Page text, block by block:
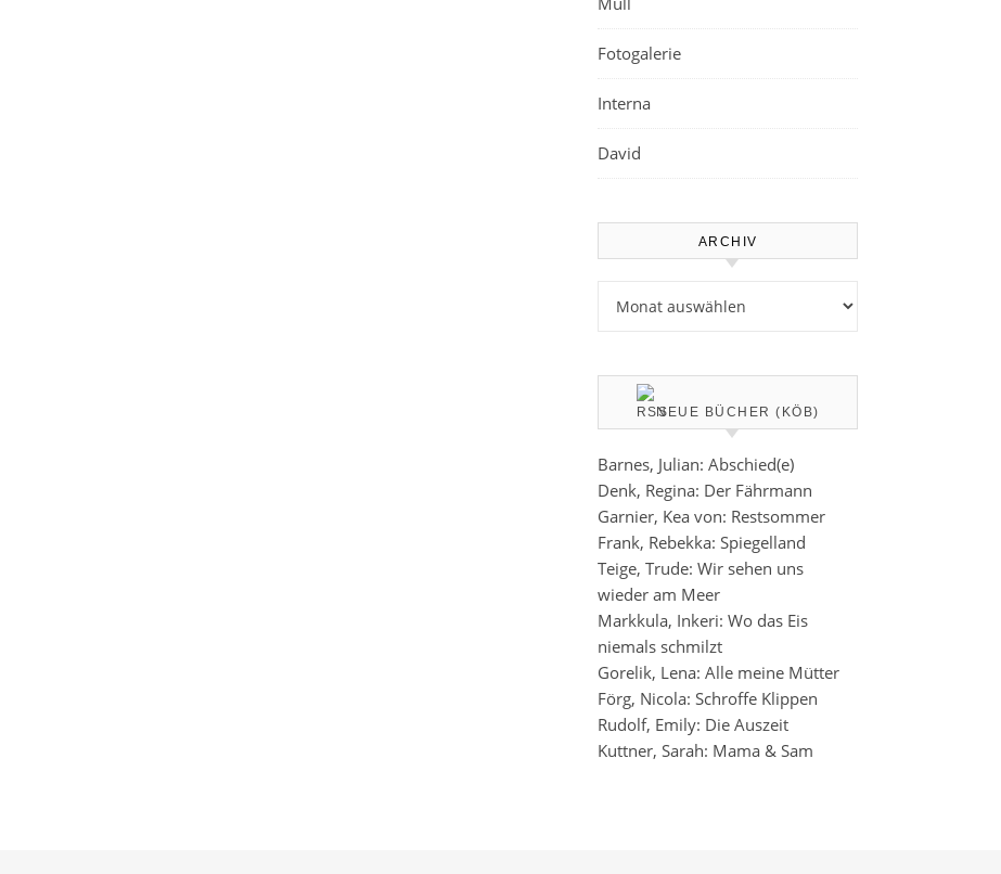
Fotogalerie
Interna
David
ARCHIV
NEUE BÜCHER (KÖB)
Barnes, Julian: Abschied(e)
Denk, Regina: Der Fährmann
Garnier, Kea von: Restsommer
Frank, Rebekka: Spiegelland
Teige, Trude: Wir sehen uns
wieder am Meer
Markkula, Inkeri: Wo das Eis
niemals schmilzt
Gorelik, Lena: Alle meine Mütter
Förg, Nicola: Schroffe Klippen
Rudolf, Emily: Die Auszeit
Kuttner, Sarah: Mama & Sam